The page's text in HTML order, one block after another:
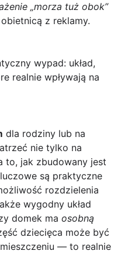
„morza tuż obok”
z reklamy.
wypad: układ,
realnie wpływają na
dla rodziny lub na
nie tylko na
to, jak zbudowany jest
są praktyczne
rozdzielenia
wygodny układ
domek ma osobną
dziecięca może być
— to realnie